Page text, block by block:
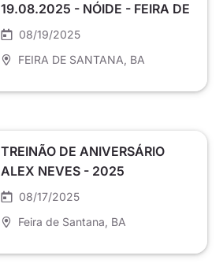
19.08.2025 - NÓIDE - FEIRA DE
SANTANA
08/19/2025
FEIRA DE SANTANA , BA
TREINÃO DE ANIVERSÁRIO
ALEX NEVES - 2025
08/17/2025
Feira de Santana , BA